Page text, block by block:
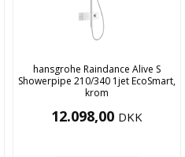
hansgrohe Raindance Alive S
Showerpipe 210/340 1jet EcoSmart,
krom
12.098,00 DKK